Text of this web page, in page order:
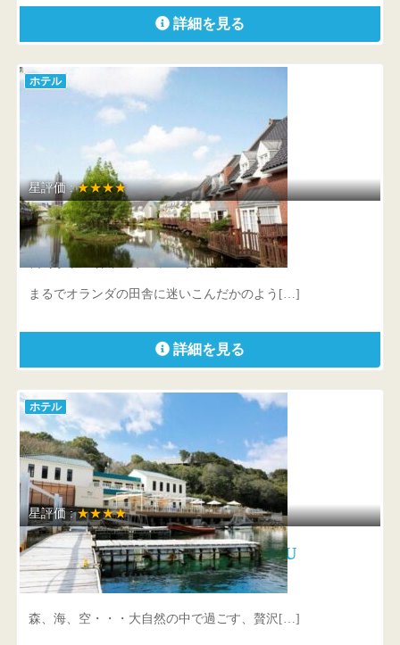
詳細を見る
ホテル
星評価 :★★★★
フォレストヴィラ
長崎県 佐世保市ハウステンボス町7-7
まるでオランダの田舎に迷いこんだかのよう[…]
詳細を見る
ホテル
星評価 :★★★★
NEMU RESORT HOTEL NEMU
三重県 志摩市浜島町迫子2692-3
森、海、空・・・大自然の中で過ごす、贅沢[…]